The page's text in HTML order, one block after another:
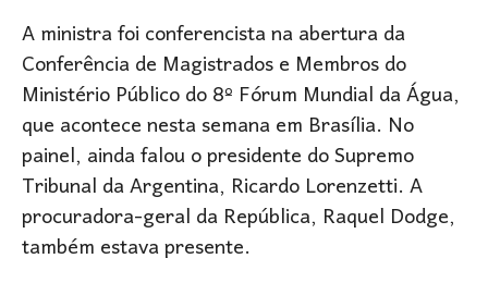
A ministra foi conferencista na abertura da
Conferência de Magistrados e Membros do
Ministério Público do 8º Fórum Mundial da Água,
que acontece nesta semana em Brasília. No
painel, ainda falou o presidente do Supremo
Tribunal da Argentina, Ricardo Lorenzetti. A
procuradora-geral da República, Raquel Dodge,
também estava presente.